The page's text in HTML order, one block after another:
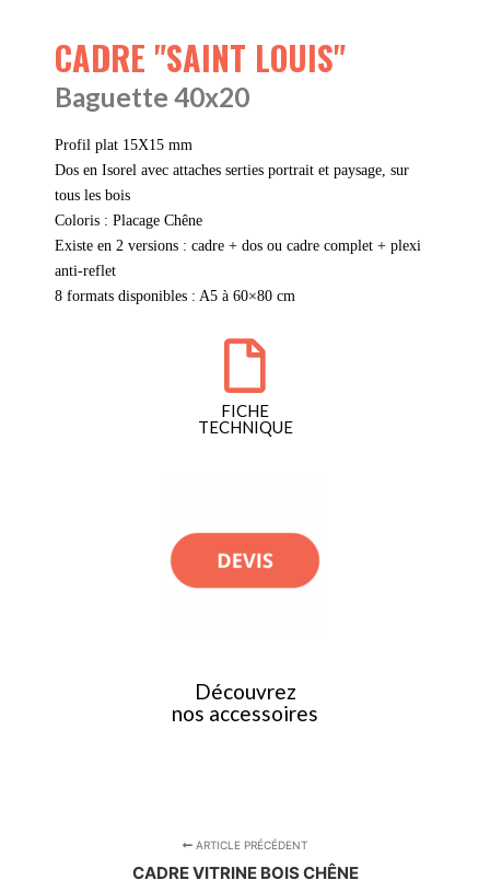
CADRE "SAINT LOUIS"
Baguette 40x20
Profil plat 15X15 mm
Dos en Isorel avec attaches serties portrait et paysage, sur
tous les bois
Coloris : Placage Chêne
Existe en 2 versions : cadre + dos ou cadre complet + plexi
anti-reflet
8 formats disponibles : A5 à 60×80 cm
FICHE
TECHNIQUE
Découvrez
nos accessoires
ARTICLE PRÉCÉDENT
CADRE VITRINE BOIS CHÊNE